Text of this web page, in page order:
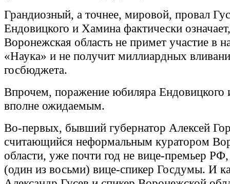
Грандиозный, а точнее, мировой, провал
Ендовицкого и Хамина фактически
Воронежская область не примет участие в
«Наука» и не получит миллиардных
госбюджета.
Впрочем, поражение юбиляра Ендовицкого
вполне ожидаемым.
Во-первых, бывший губернатор Алексей
считающийся неформальным куратором
области, уже почти год не вице-премьер
(один из восьми) вице-спикер Госдумы. И